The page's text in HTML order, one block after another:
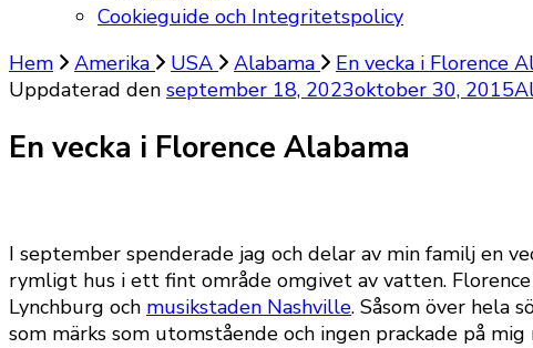
Cookieguide och Integritetspolicy
Hem
Amerika USA Alabama
En vecka i Florence
Uppdaterad den september 18, 2023oktober 30, 2015
En vecka i Florence Alabama
I september spenderade jag och delar av min familj en
rymligt hus i ett fint område omgivet av vatten.
Lynchburg och musikstaden Nashville. Såsom över hela
som märks som utomstående och ingen prackade på